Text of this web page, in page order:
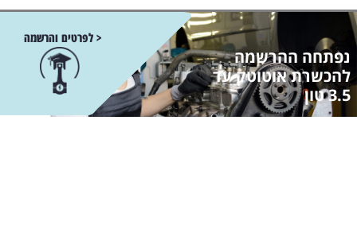
< לפרטים והרשמה
נפתחה ההרשמה
להכשרת אוטוטק עד
3.5 טון